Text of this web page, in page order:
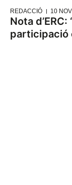
REDACCIÓ 10
Nota
participació